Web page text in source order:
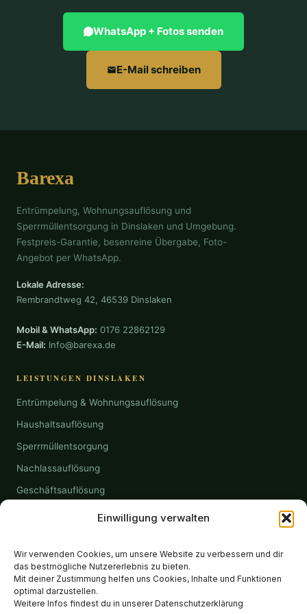
Einwilligung verwalten
Wir verwenden Cookies, um unsere Website zu verbessern und dir
das bestmögliche Nutzererlebnis zu bieten.
Mit deiner Zustimmung helfen uns Cookies, Inhalte und Funktionen
optimal darzustellen.
Weitere Infos findest du in unserer Datenschutzerklärung
WhatsApp + Fotos senden
E-Mail schreiben
Barexa
Entrümpelung, Wohnungsauflösung und
Sperrmüllentsorgung in Dinslaken und Umgebung.
Festpreis-Garantie, besenreine Übergabe, Foto-
Angebot per WhatsApp.
Lokale Adresse:
Rembrandtweg 42, 46539 Dinslaken
Mobil & WhatsApp: 0176 22862129
E-Mail: Info@barexa.de
LEISTUNGEN DINSLAKEN
Entrümpelung & Wohnungsauflösung
Haushaltsauflösung
Sperrmüllentsorgung
Nachlassauflösung
Geschäftsauflösung
Kellerentrümpelung
KONTAKT
WhatsApp 0176 22862129
Info@barexa.de